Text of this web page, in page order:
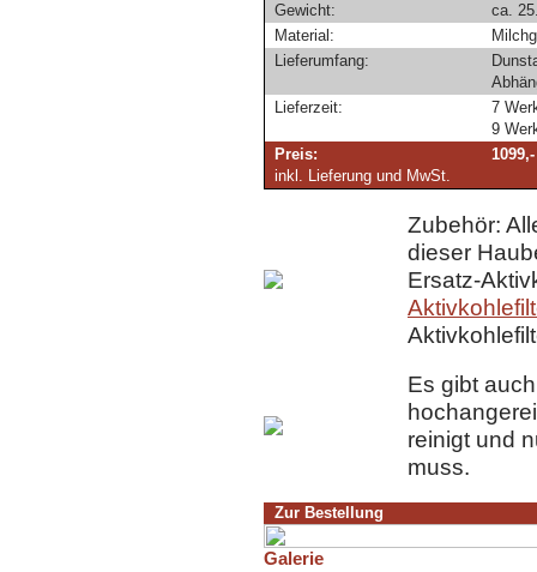
Gewicht:
ca.
Material:
Lieferumfang:
Lieferzeit:
7
9
Preis:
inkl. Lieferung und MwSt.
Zubehör:
dieser
Ersatz-
Es gibt
reinigt und
muss.
Zur Bestellung
Galerie